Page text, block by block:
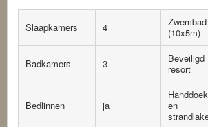
Slaapkamers 4
Zwembad
(10x5m)
Badkamers 3
Beveiligd
resort
Bedlinnen ja
en